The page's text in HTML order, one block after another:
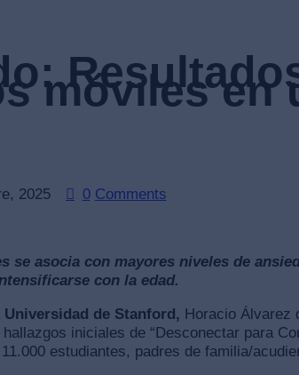
móviles en
2025 0 Comments
se asocia con mayores niveles de
con la edad.
Universidad de Stanford, Horacio Álvarez
iniciales de “Desconectar para
estudiantes, padres de familia/